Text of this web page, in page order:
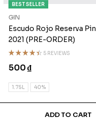
BEST SELLER
Escudo Rojo Reserva
2021 (PRE-ORDER)
Rated
4.40out
5 REVIEWS
GIN
500₫
1.75L 40%
ADD TO CART